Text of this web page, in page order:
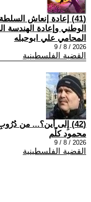
(41) إعادة إنعاش
الوطني وإعادة الهندسة
المحامي علي ابوحبله
2026 / 8 / 9
القضية الفلسطينية
(42) إِلى أين؟... من دُرُوبِ النّكبة إِلى حُلمِ العودة
محمود كلّم
2026 / 8 / 9
القضية الفلسطينية